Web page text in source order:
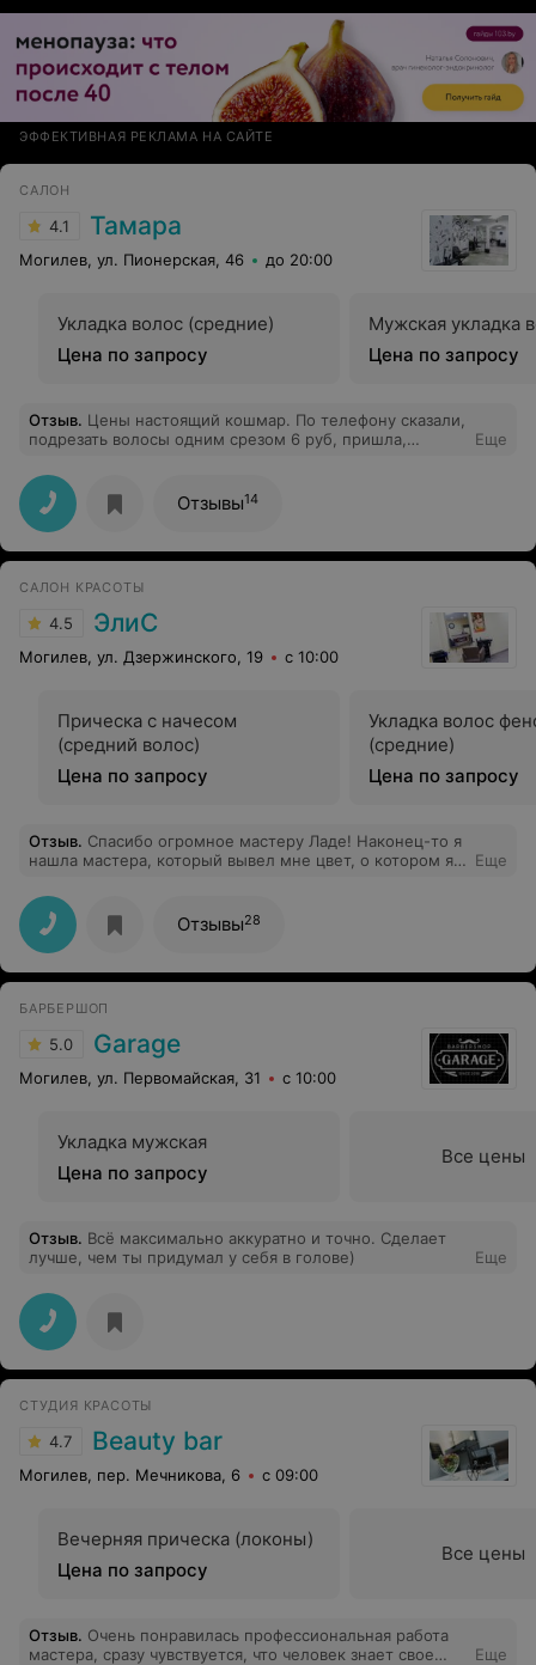
ЭФФЕКТИВНАЯ РЕКЛАМА НА САЙТЕ
САЛОН
4.1 Тамара
Могилев, ул. Пионерская, 46 до 20:00
Укладка волос (средние)
Цена по запросу
Мужская укладка
Цена по запросу
Отзыв. Цены настоящий кошмар. По телефону сказали,
подрезать волосы одним срезом 6 руб, пришла,
12 руб!!! По телефону говорят одно, а на кассе совсем
другое! Плюс конечно всему этому, мастер обрезал
намного больше заявленного.
Еще
Отзывы14
САЛОН КРАСОТЫ
4.5 ЭлиС
Могилев, ул. Дзержинского, 19 с 10:00
Прическа с начесом
(средний волос)
Цена по запросу
Укладка волос
(средние)
Цена по запросу
Отзыв. Спасибо огромное мастеру Ладе! Наконец-то я
нашла мастера, который вывел мне цвет, о котором я
Еще
Отзывы28
БАРБЕРШОП
5.0 Garage
Могилев, ул. Первомайская, 31 с 10:00
Укладка мужская
Цена по запросу
Все цены
Отзыв. Всё максимально аккуратно и точно. Сделает
лучше, чем ты придумал у себя в голове)
Еще
СТУДИЯ КРАСОТЫ
4.7 Beauty bar
Могилев, пер. Мечникова, 6 с 09:00
Вечерняя прическа (локоны)
Цена по запросу
Все цены
Отзыв. Очень понравилась профессиональная работа
мастера, сразу чувствуется, что человек знает свое
Еще